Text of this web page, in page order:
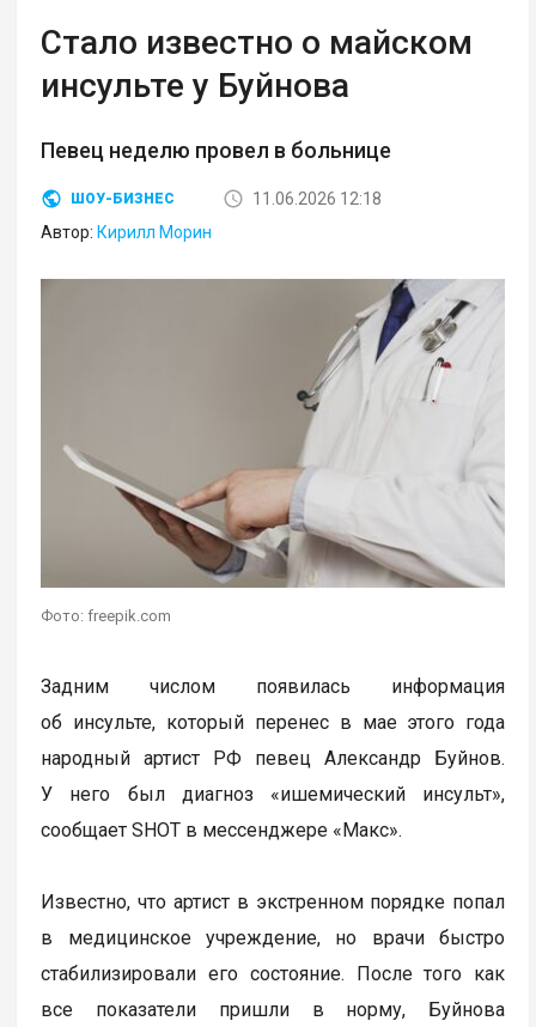
Стало известно о майском
инсульте у Буйнова
Певец неделю провел в больнице
ШОУ-БИЗНЕС
11.06.2026 12:18
Автор: Кирилл Морин
Фото: freepik.com
Задним числом появилась информация
об инсульте, который перенес в мае этого года
народный артист РФ певец Александр Буйнов.
У него был диагноз «ишемический инсульт»,
сообщает SHOT в мессенджере «Макс».
Известно, что артист в экстренном порядке попал
в медицинское учреждение, но врачи быстро
стабилизировали его состояние. После того как
все показатели пришли в норму, Буйнова